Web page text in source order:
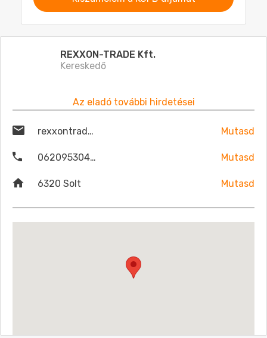
REXXON-TRADE Kft.
Kereskedő
Az eladó további hirdetései
rexxontrade@gmail.com Mutasd
06209530479 Mutasd
6320 Solt Mutasd